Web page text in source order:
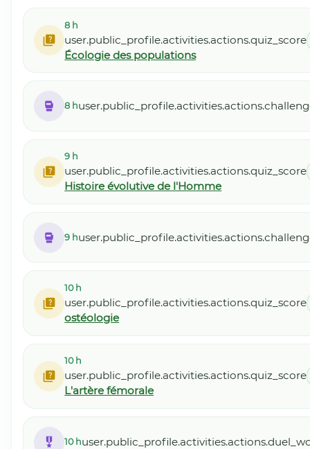
8 h
user.public_profile.activities.actions.quiz_score
Écologie des populations
8 h
9 h
user.public_profile.activities.actions.quiz_score
Histoire évolutive de l'Homme
9 h
10 h
user.public_profile.activities.actions.quiz_score
ostéologie
10 h
user.public_profile.activities.actions.quiz_score
L'artère fémorale
10 h